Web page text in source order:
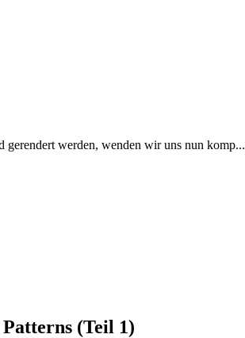
gerendert werden, wenden wir uns nun komp...
(Teil 1)